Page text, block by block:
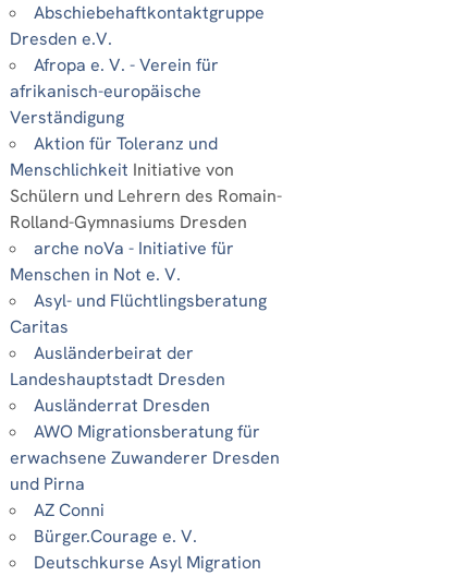
Abschiebehaftkontaktgruppe
Dresden e.V.
Afropa e. V. - Verein für
afrikanisch-europäische
Verständigung
Aktion für Toleranz und
Menschlichkeit Initiative von
Schülern und Lehrern des Romain-
Rolland-Gymnasiums Dresden
arche noVa - Initiative für
Menschen in Not e. V.
Asyl- und Flüchtlingsberatung
Caritas
Ausländerbeirat der
Landeshauptstadt Dresden
Ausländerrat Dresden
AWO Migrationsberatung für
erwachsene Zuwanderer Dresden
und Pirna
AZ Conni
Bürger.Courage e. V.
Deutschkurse Asyl Migration